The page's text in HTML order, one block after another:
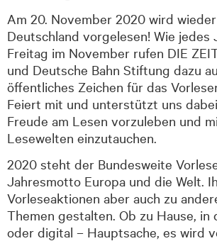
Am 20. November 2020 wird
Deutschland vorgelesen! Wie jedes
Freitag im November rufen DIE
und Deutsche Bahn Stiftung dazu
öffentliches Zeichen für das
Feiert mit und unterstützt uns
Freude am Lesen vorzuleben und
Lesewelten einzutauchen.
2020 steht der Bundesweite
Jahresmotto Europa und die Welt.
Vorleseaktionen aber auch zu
Themen gestalten. Ob zu Hause, in
oder digital – Hauptsache, es wird